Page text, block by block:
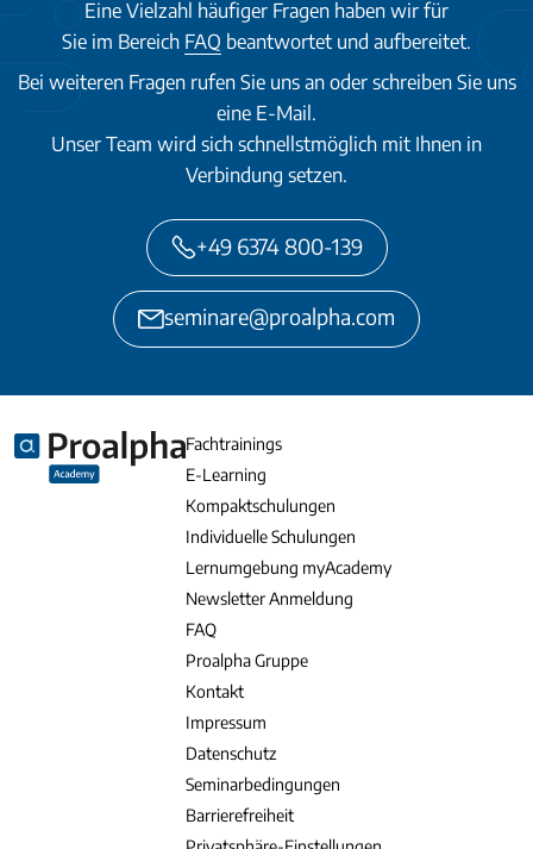
Eine Vielzahl häufiger Fragen haben wir für
Sie im Bereich FAQ beantwortet und aufbereitet.
Bei weiteren Fragen rufen Sie uns an oder schreiben Sie uns
eine E-Mail.
Unser Team wird sich schnellstmöglich mit Ihnen in
Verbindung setzen.
+49 6374 800-139
seminare@proalpha.com
Fachtrainings
E-Learning
Kompaktschulungen
Individuelle Schulungen
Lernumgebung myAcademy
Newsletter Anmeldung
FAQ
Proalpha Gruppe
Kontakt
Impressum
Datenschutz
Seminarbedingungen
Barrierefreiheit